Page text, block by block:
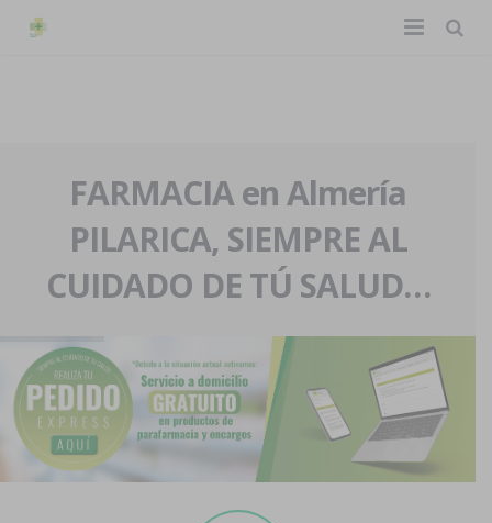
La farmacia
Nuestra historia
Nuestro equipo
Eventos
Servicios y reservas
Pedidos express
Blog
Contacto
Boletín
FARMACIA en Almería
PILARICA, SIEMPRE AL
CUIDADO DE TÚ SALUD…